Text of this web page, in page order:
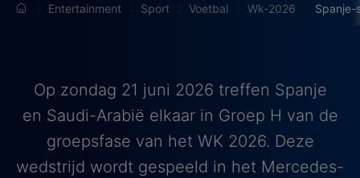
Entertainment Sport Voetbal Wk-2026
Op zondag 21 juni 2026 treffen Spanje
en Saudi-Arabië elkaar in Groep H van de
groepsfase van het WK 2026. Deze
wedstrijd wordt gespeeld in het Mercedes-